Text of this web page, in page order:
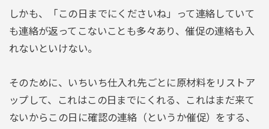
しかも、「この日までにくださいね」って連絡していて
も連絡が返ってこないことも多々あり、催促の連絡も入
れないといけない。
そのために、いちいち仕入れ先ごとに原材料をリストア
ップして、これはこの日までにくれる、これはまだ来て
ないからこの日に確認の連絡（というか催促）をする、